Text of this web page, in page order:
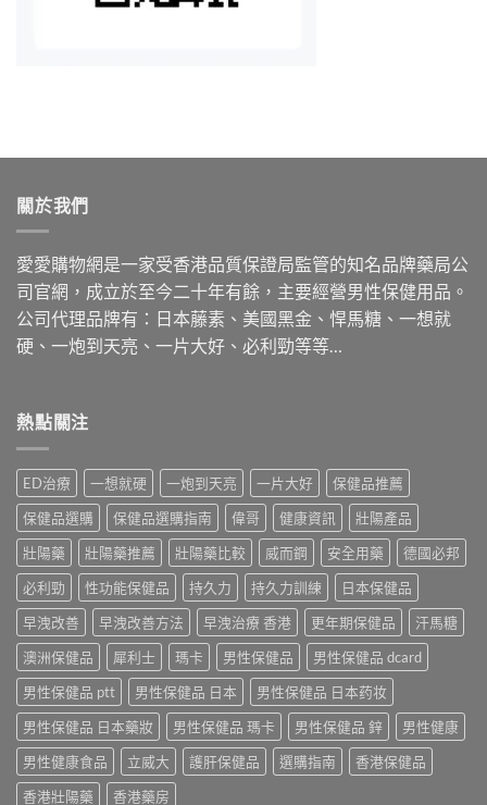
關於我們
愛愛購物網是一家受香港品質保證局監管的知名品牌藥局公
司官網，成立於至今二十年有餘，主要經營男性保健用品。
公司代理品牌有：日本藤素、美國黑金、悍馬糖、一想就
硬、一炮到天亮、一片大好、必利勁等等…
熱點關注
ED治療 一想就硬 一炮到天亮 一片大好
保健品推薦
保健品選購
保健品選購指南 偉哥 健康資訊
壯陽產品
壯陽藥
壯陽藥推薦 壯陽藥比較 威而鋼 安全用藥
德國必邦
必利勁
性功能保健品 持久力 持久力訓練
日本保健品
早洩改善
早洩改善方法 早洩治療 香港 更年期保健品
汗馬糖
澳洲保健品
犀利士 瑪卡 男性保健品
男性保健品 dcard
男性保健品 ptt
男性保健品 日本
男性保健品 日本药妆
男性保健品 日本藥妝
男性保健品 瑪卡 男性保健品 鋅
男性健康
男性健康食品
立威大 護肝保健品 選購指南
香港保健品
香港壯陽藥
香港藥房